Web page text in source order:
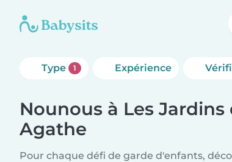
Type 1 Expérience
Nounous à Les Jardins
Agathe
Pour chaque défi de garde d'enfants,